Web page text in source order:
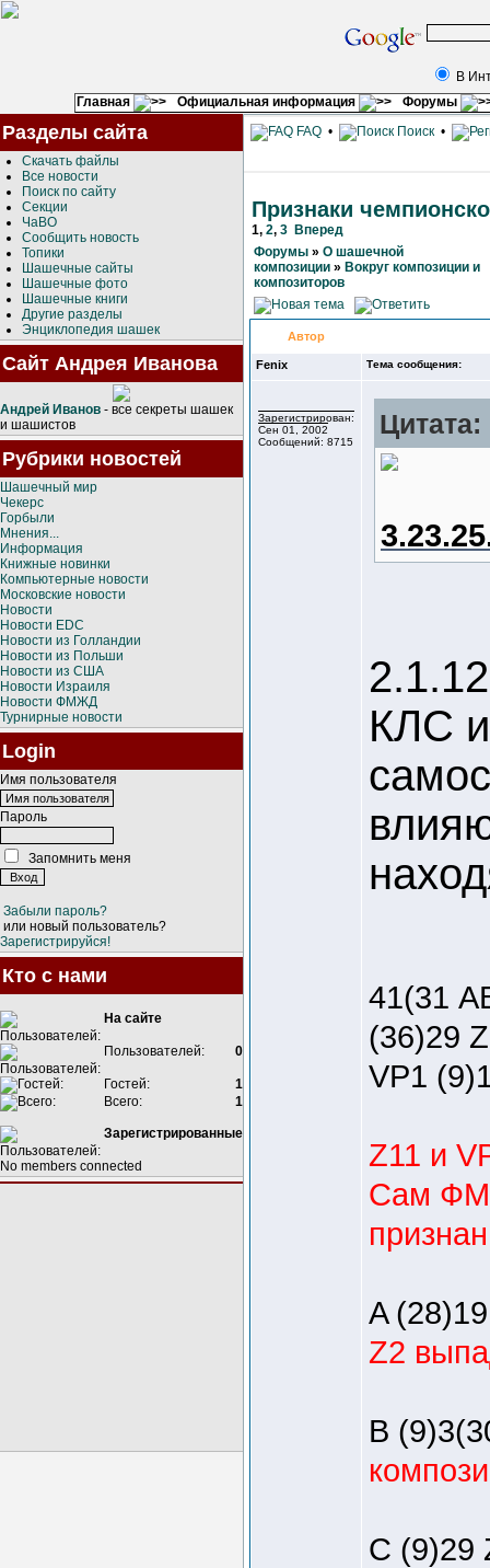
В
Главная
Официальная информация Форумы
Разделы сайта
Скачать файлы
Все новости
Поиск по сайту
Секции
ЧаВО
Сообщить новость
Топики
Шашечные сайты
Шашечные фото
Шашечные книги
Другие разделы
Энциклопедия шашек
Сайт Андрея Иванова
Андрей Иванов - все секреты шашек
и шашистов
Рубрики новостей
Шашечный мир
Чекерс
Горбыли
Мнения...
Информация
Книжные новинки
Компьютерные новости
Московские новости
Новости
Новости EDC
Новости из Голландии
Новости из Польши
Новости из США
Новости Израиля
Новости ФМЖД
Турнирные новости
Login
Имя пользователя
Пароль
Запомнить меня
Забыли пароль?
или новый пользователь?
Зарегистрируйся!
Кто с нами
На сайте
Пользователей: 0
Гостей:
1
Всего:
1
Зарегистрированные
No members connected
FAQ • Поиск •
Признаки
1, 2, 3 Вперед
Форумы » О шашечной
композиции » Вокруг композиции и
композиторов
Автор
Fenix Тема сообщения:
Зарегистрирован:
Сен 01, 2002
Сообщений: 8715
Цитата:
КЛС
41(31
(36)29
VP1
Z11 и
Сам ФМ
A
Z2
B
C (9)29